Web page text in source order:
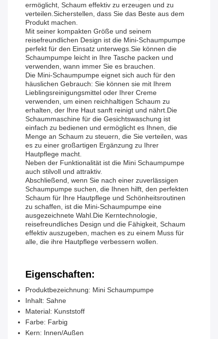
ermöglicht, Schaum effektiv zu erzeugen und zu
verteilen.Sicherstellen, dass Sie das Beste aus dem
Produkt machen.
Mit seiner kompakten Größe und seinem
reisefreundlichen Design ist die Mini-Schaumpumpe
perfekt für den Einsatz unterwegs.Sie können die
Schaumpumpe leicht in Ihre Tasche packen und
verwenden, wann immer Sie es brauchen.
Die Mini-Schaumpumpe eignet sich auch für den
häuslichen Gebrauch: Sie können sie mit Ihrem
Lieblingsreinigungsmittel oder Ihrer Creme
verwenden, um einen reichhaltigen Schaum zu
erhalten, der Ihre Haut sanft reinigt und nährt.Die
Schaummaschine für die Gesichtswaschung ist
einfach zu bedienen und ermöglicht es Ihnen, die
Menge an Schaum zu steuern, die Sie verteilen, was
es zu einer großartigen Ergänzung zu Ihrer
Hautpflege macht.
Neben der Funktionalität ist die Mini Schaumpumpe
auch stilvoll und attraktiv.
Abschließend, wenn Sie nach einer zuverlässigen
Schaumpumpe suchen, die Ihnen hilft, den perfekten
Schaum für Ihre Hautpflege und Schönheitsroutinen
zu schaffen, ist die Mini-Schaumpumpe eine
ausgezeichnete Wahl.Die Kerntechnologie,
reisefreundliches Design und die Fähigkeit, Schaum
effektiv auszugeben, machen es zu einem Muss für
alle, die ihre Hautpflege verbessern wollen.
Eigenschaften:
Produktbezeichnung: Mini Schaumpumpe
Inhalt: Sahne
Material: Kunststoff
Farbe: Farbig
Kern: Innen/Außen